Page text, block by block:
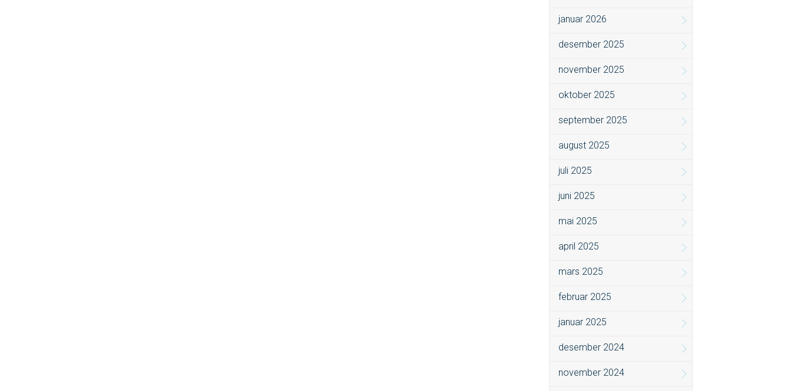
januar 2026
desember 2025
november 2025
oktober 2025
september 2025
august 2025
juli 2025
juni 2025
mai 2025
april 2025
mars 2025
februar 2025
januar 2025
desember 2024
november 2024